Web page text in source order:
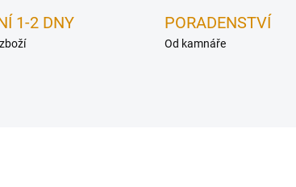
1-2 DNY PORADENSTVÍ
Od kamnáře